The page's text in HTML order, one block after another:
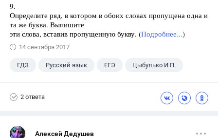
9.
Определите ряд, в котором в обоих словах пропущена одна и
та же буква. Выпишите
эти слова, вставив пропущенную букву. (Подробнее...)
14 сентября 2017
ГДЗ Русский язык ЕГЭ Цыбулько И.П.
2 ответа
Алексей Дедушев